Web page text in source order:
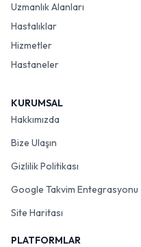
Uzmanlık Alanları
Hastalıklar
Hizmetler
Hastaneler
KURUMSAL
Hakkımızda
Bize Ulaşın
Gizlilik Politikası
Google Takvim Entegrasyonu
Site Haritası
PLATFORMLAR